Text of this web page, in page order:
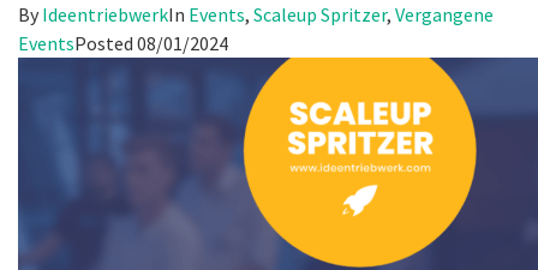
By IdeentriebwerkIn Events, Scaleup Spritzer, Vergangene
EventsPosted 08/01/2024